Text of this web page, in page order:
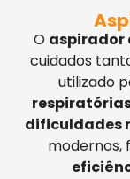
O aspirador
cuidados
utilizado
dificuldades
modernos,